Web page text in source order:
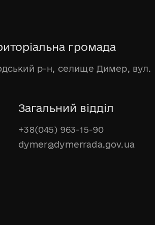
громада
р-н, селище Димер, вул.
Загальний відділ
+38(045) 963-15-90
dymer@dymerrada.gov.ua